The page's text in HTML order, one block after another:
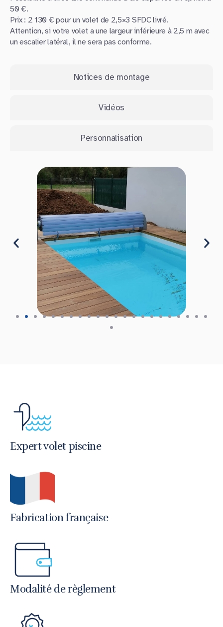
Notices de montage
Vidéos
Personnalisation
50 €.
Prix : 2 130 € pour un volet de 2,5×3 SFDC livré.
Attention, si votre volet a une largeur inférieure à 2,5 m avec
un escalier latéral, il ne sera pas conforme.
Expert volet piscine
Fabrication française
Modalité de règlement